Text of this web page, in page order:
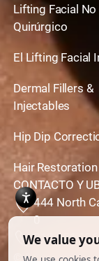
Lifting Facial No
Quirúrgico
El Lifting Facial
Dermal Fillers &
Injectables
Hip Dip
Hair Restoration
CONTACTO Y
444 North
0
© 2026 Todos